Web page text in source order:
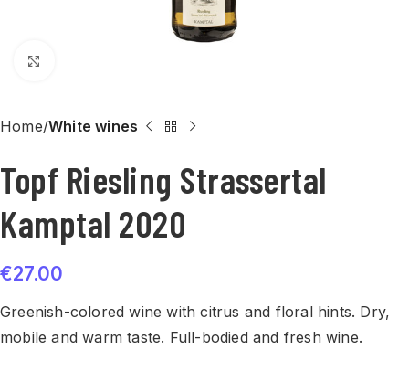
Home White wines
Topf Riesling Strassertal
Kamptal 2020
€27.00
Greenish-colored wine with citrus and floral hints. Dry,
mobile and warm taste. Full-bodied and fresh wine.